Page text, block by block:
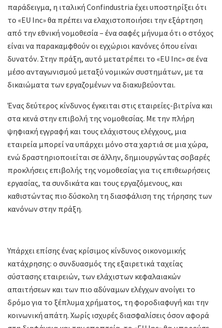
παράδειγμα, η ιταλική Confindustria έχει υποστηρίξει ότι
το «EU Inc» θα πρέπει να ελαχιστοποιήσει την εξάρτηση
από την εθνική νομοθεσία – ένα σαφές μήνυμα ότι ο στόχος
είναι να παρακαμφθούν οι εγχώριοι κανόνες όπου είναι
δυνατόν. Στην πράξη, αυτό μετατρέπει το «EU Inc» σε ένα
μέσο ανταγωνισμού μεταξύ νομικών συστημάτων, με τα
δικαιώματα των εργαζομένων να διακυβεύονται.
Ένας δεύτερος κίνδυνος έγκειται στις εταιρείες-βιτρίνα και
στα κενά στην επιβολή της νομοθεσίας. Με την πλήρη
ψηφιακή εγγραφή και τους ελάχιστους ελέγχους, μια
εταιρεία μπορεί να υπάρχει μόνο στα χαρτιά σε μια χώρα,
ενώ δραστηριοποιείται σε άλλην, δημιουργώντας σοβαρές
προκλήσεις επιβολής της νομοθεσίας για τις επιθεωρήσεις
εργασίας, τα συνδικάτα και τους εργαζόμενους, και
καθιστώντας πιο δύσκολη τη διασφάλιση της τήρησης των
κανόνων στην πράξη.
Υπάρχει επίσης ένας κρίσιμος κίνδυνος οικονομικής
κατάχρησης: ο συνδυασμός της εξαιρετικά ταχείας
σύστασης εταιρειών, των ελάχιστων κεφαλαιακών
απαιτήσεων και των πιο αδύναμων ελέγχων ανοίγει το
δρόμο για το ξέπλυμα χρήματος, τη φοροδιαφυγή και την
κοινωνική απάτη. Χωρίς ισχυρές διασφαλίσεις όσον αφορά